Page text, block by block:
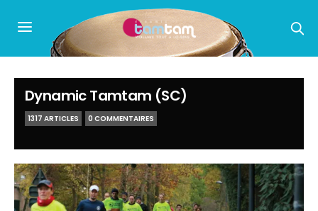
Dynamic Tamtam (SC)
1317 ARTICLES 0 COMMENTAIRES